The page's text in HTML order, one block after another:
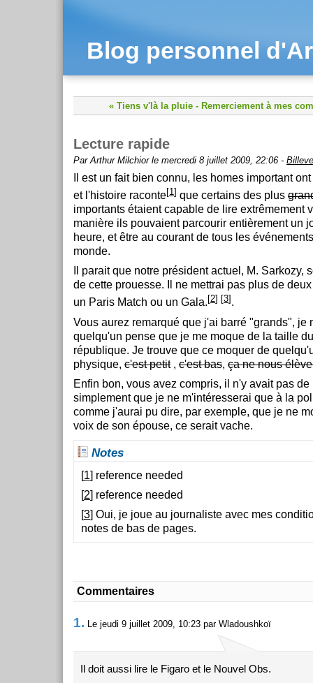
Blog personnel
« Tiens v'là la pluie - Remerciement à mes
Lecture rapide
Par Arthur Milchior le mercredi 8 juillet 2009, 22:06 -
Il est un fait bien connu, les homes important
et l'histoire raconte[1] que certains des plus
importants étaient capable de lire extrêmement
manière ils pouvaient parcourir entièrement un
heure, et être au courant de tous les
monde.
Il parait que notre président actuel, M. Sarkozy,
de cette prouesse. Il ne mettrai pas plus de
un Paris Match ou un Gala. [2] [3] .
Vous aurez remarqué que j'ai barré "grands", je
quelqu'un pense que je me moque de la taille
république. Je trouve que ce moquer de
physique, c'est petit, c'est bas, ça ne nous
Enfin bon, vous avez compris, il n'y avait pas
simplement que je ne m'intéresserai que à la
comme j'aurai pu dire, par exemple, que je ne
voix de son épouse, ce serait vache.
Notes
[1] reference needed
[2] reference needed
[3] Oui, je joue au journaliste avec mes
notes de bas de pages.
Commentaires
1. Le jeudi 9 juillet 2009, 10:23 par Wladoushkoï
Il doit aussi lire le Figaro et le Nouvel Obs.